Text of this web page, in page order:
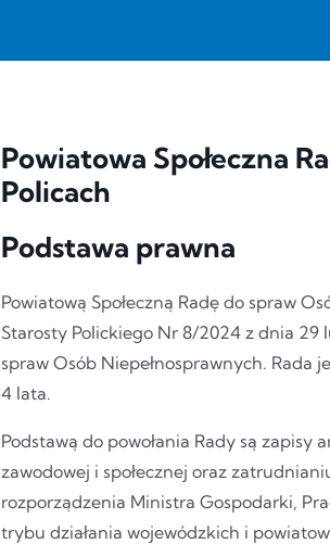
Powiatowa Społeczna
Policach
Podstawa prawna
Powiatową Społeczną Radę do spraw
Starosty Polickiego Nr 8/2024 z dnia 29
spraw Osób Niepełnosprawnych.
4 lata.
Podstawą do powołania Rady są zapisy
zawodowej i społecznej oraz
rozporządzenia Ministra Gospodarki,
trybu działania wojewódzkich i